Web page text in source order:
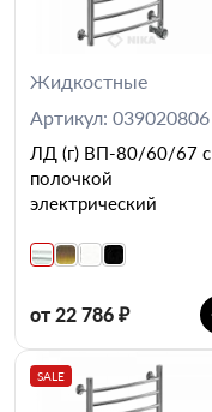
Жидкостные
Артикул: 039020806
ЛД (г) ВП-80/60/67 с
полочкой
электрический
от 22 786 ₽
SALE